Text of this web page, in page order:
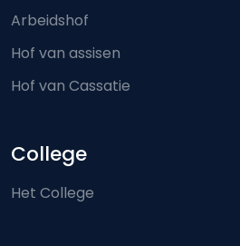
Arbeidshof
Hof van assisen
Hof van Cassatie
College
Het College